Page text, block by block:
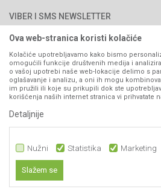
Kontakt
Pravo na odustajanje
Reklamacije
Povraćaj sredstava
Zamjena artikala
Plaćanje karticama
VIBER I SMS NEWSLETTER
PRATITE NAS
Ova web-stranica koristi kolačiće
Kolačiće upotrebljavamo kako bismo
omogućili funkcije društvenih medija i
o vašoj upotrebi naše web-lokacije delimo s
oglašavanje i analizu, a oni ih mogu
im pružili ili koje su prikupili dok ste
korišćenja naših internet stranica vi prihvatate
Detaljnije
Nužni Statistika Marketing
Slažem se